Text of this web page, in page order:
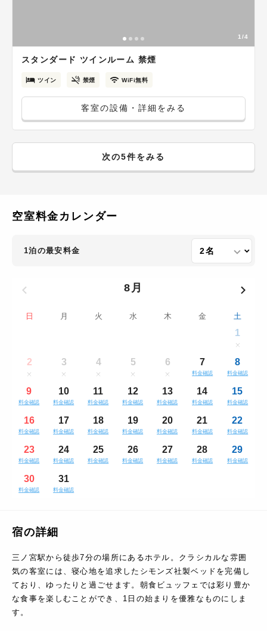
1/4
スタンダード ツインルーム 禁煙
ツイン 禁煙 WiFi無料
客室の設備・詳細をみる
次の5件をみる
空室料金カレンダー
1泊の最安料金
8月
日 月 火 水 木 金 土
1
2 3 4 5 6 7
料金確認
8
料金確認
9
料金確認
10
料金確認
11
料金確認
12
料金確認
13
料金確認
14
料金確認
15
料金確認
16
料金確認
17
料金確認
18
料金確認
19
料金確認
20
料金確認
21
料金確認
22
料金確認
23
料金確認
24
料金確認
25
料金確認
26
料金確認
27
料金確認
28
料金確認
29
料金確認
30
料金確認
31
料金確認
宿の詳細
三ノ宮駅から徒歩7分の場所にあるホテル。クラシカルな雰囲
気の客室には、寝心地を追求したシモンズ社製ベッドを完備し
ており、ゆったりと過ごせます。朝食ビュッフェでは彩り豊か
な食事を楽しむことができ、1日の始まりを優雅なものにしま
す。